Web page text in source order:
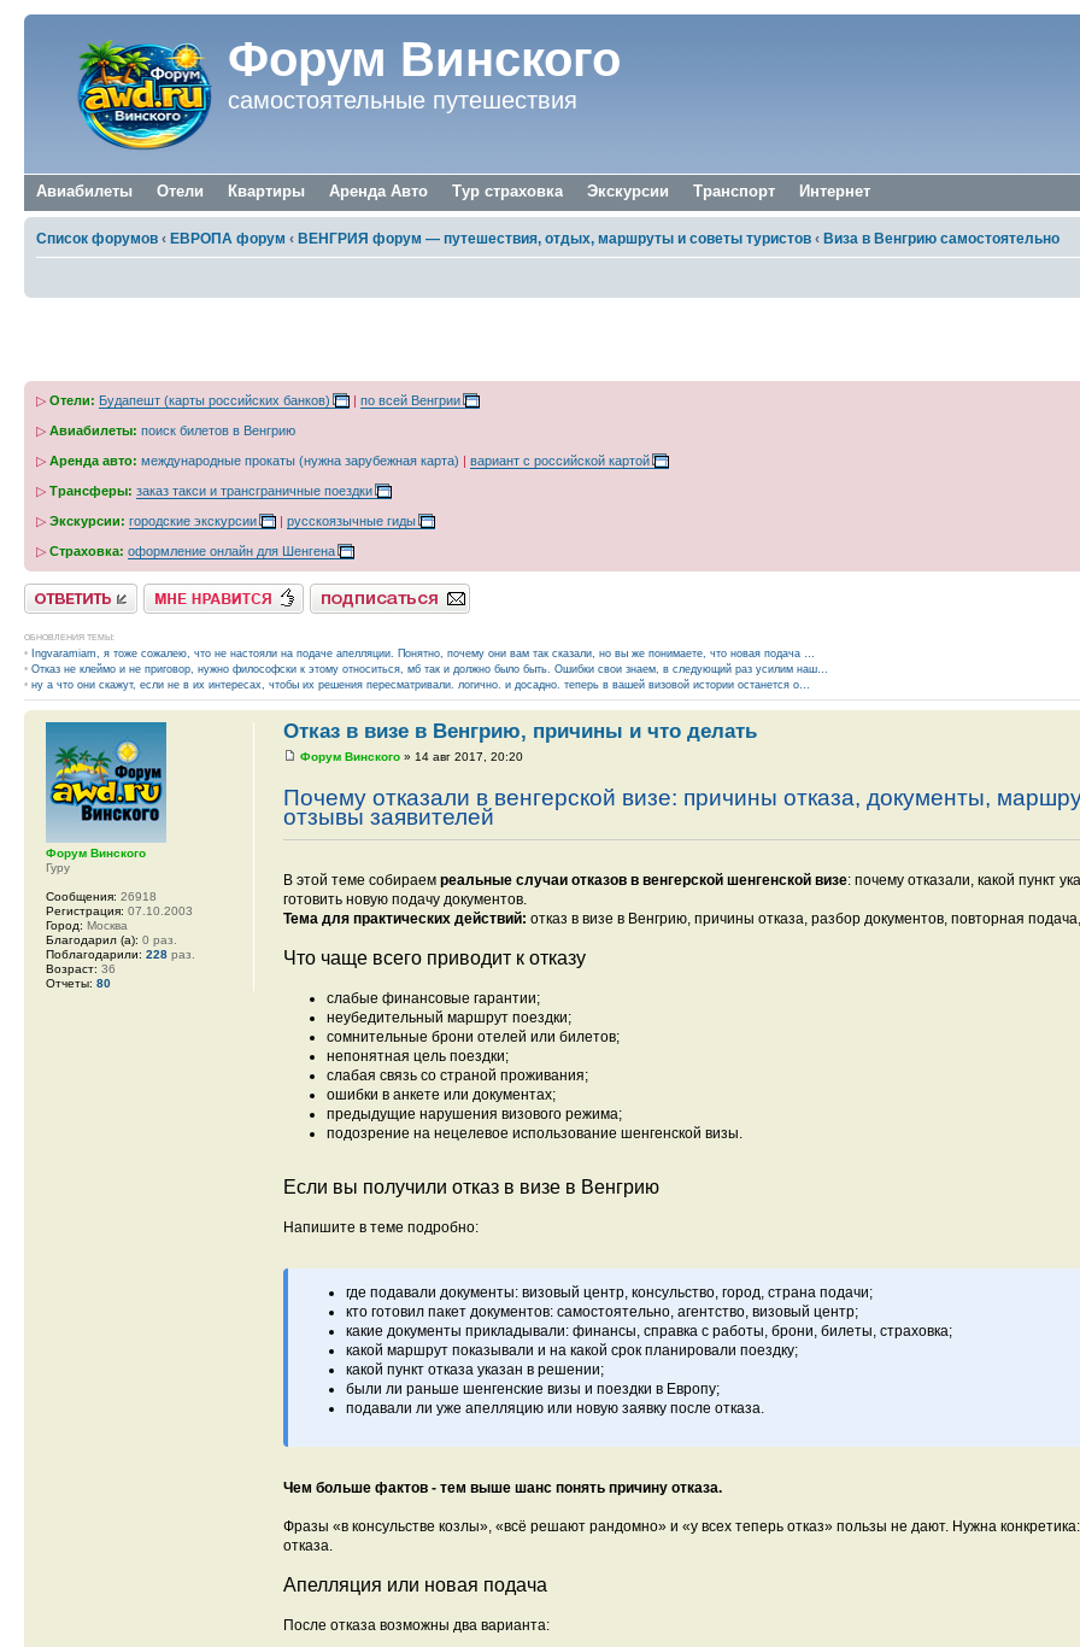
Форум Винского
самостоятельные путешествия
Авиабилеты Отели Квартиры Аренда Авто Тур страховка Экскурсии Транспорт Интернет
Список форумов ‹ ЕВРОПА форум ‹ ВЕНГРИЯ форум — путешествия, отдых, маршруты и советы туристов ‹ Виза в Венгрию самостоятельно
▷ Отели: Будапешт (карты российских банков) | по всей Венгрии
▷ Авиабилеты: поиск билетов в Венгрию
▷ Аренда авто: международные прокаты (нужна зарубежная карта) | вариант с российской картой
▷ Трансферы: заказ такси и трансграничные поездки
▷ Экскурсии: городские экскурсии | русскоязычные гиды
▷ Страховка: оформление онлайн для Шенгена
Ответить Нравится Подписаться на тему
ОБНОВЛЕНИЯ ТЕМЫ:
• Ingvaramiam, я тоже сожалею, что не настояли на подаче апелляции. Понятно, почему они вам так сказали, но вы же понимаете, что новая подача …
• Отказ не клеймо и не приговор, нужно философски к этому относиться, мб так и должно было быть. Ошибки свои знаем, в следующий раз усилим наш…
• ну а что они скажут, если не в их интересах, чтобы их решения пересматривали. логично. и досадно. теперь в вашей визовой истории останется о…
Отказ в визе в Венгрию, причины и что делать
Форум Винского » 14 авг 2017, 20:20
Почему отказали в венгерской визе: причины отказа, документы,
отзывы заявителей
В этой теме собираемреальные случаи отказов в венгерской шенгенской визе: почему отказали, какой пункт
готовить новую подачу документов.
Тема для практических действий: отказ в визе в Венгрию, причины отказа, разбор документов, повторная
Что чаще всего приводит к отказу
слабые финансовые гарантии;
неубедительный маршрут поездки;
сомнительные брони отелей или билетов;
непонятная цель поездки;
слабая связь со страной проживания;
ошибки в анкете или документах;
предыдущие нарушения визового режима;
подозрение на нецелевое использование шенгенской визы.
Если вы получили отказ в визе в Венгрию
Напишите в теме подробно:
где подавали документы: визовый центр, консульство, город, страна подачи;
кто готовил пакет документов: самостоятельно, агентство, визовый центр;
какие документы прикладывали: финансы, справка с работы, брони, билеты, страховка;
какой маршрут показывали и на какой срок планировали поездку;
какой пункт отказа указан в решении;
были ли раньше шенгенские визы и поездки в Европу;
подавали ли уже апелляцию или новую заявку после отказа.
Чем больше фактов - тем выше шанс понять причину отказа.
Фразы «в консульстве козлы», «всё решают рандомно» и «у всех теперь отказ» пользы не дают. Нужна
отказа.
Апелляция или новая подача
После отказа возможны два варианта:
Форум Винского
Гуру
Сообщения: 26918
Регистрация: 07.10.2003
Город: Москва
Благодарил (а): 0 раз.
Поблагодарили: 228 раз.
Возраст: 36
Отчеты: 80